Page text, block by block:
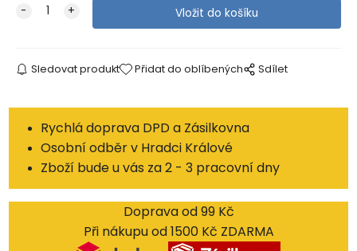
Sledovat produkt Přidat do oblíbených Sdílet
Rychlá doprava DPD a Zásilkovna
Osobní odběr v Hradci Králové
Zboží bude u vás za 2 - 3 pracovní dny
Doprava od 99 Kč
Při nákupu od 1500 Kč ZDARMA